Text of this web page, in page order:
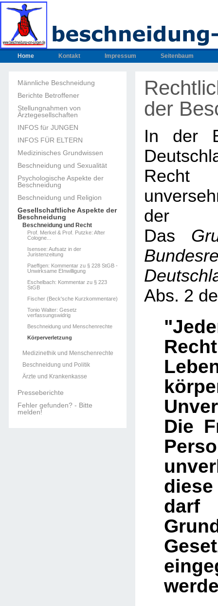
Home Kontakt Impressum Seitenbaum
Männliche Beschneidung
Berichte Betroffener
Stellungnahmen von
Ärztegesellschaften
INFOS für JUNGEN
INFOS FÜR ELTERN
Medizinisches Grundwissen
Beschneidung und Sexualität
Psychologische Aspekte der
Beschneidung
Beschneidung und Religion
Gesellschaftliche Aspekte der
Beschneidung
Beschneidung und Recht
Prof. Merkel & Prof. Putzke: After
Cologne...
Isensee: Aufsatz in der
Juristenzeitung
Paeffgen: Kommentar zu § 228 StGB -
Unwirksame EInwilligung
Eschelbach: Kommentar zu § 223
StGB
Fischer (Beck'sche Kurzkommentare)
Tonio Walter: Gesetz
verfassungswidrig
Beschneidung und Menschenrechte
Körperverletzung
Medizinethik und Menschenrechte
Beschneidung und Politik
Ärzte und Krankenkasse
Presseberichte
Fehler gefunden? - Bitte
melden!
der
In der
der
Das
Abs. 2
Die